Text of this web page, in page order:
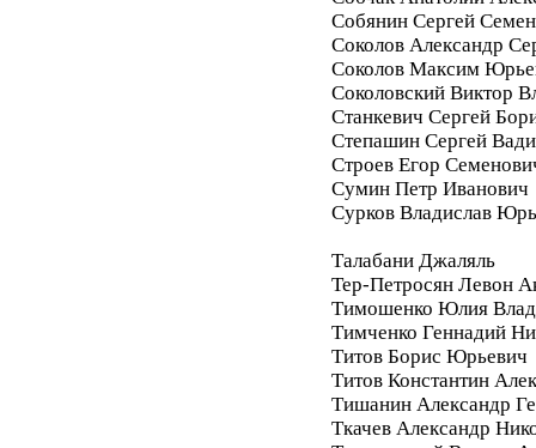
Собянин Сергей
Соколов Александр
Соколов Максим
Соколовский Виктор
Станкевич Сергей
Степашин Сергей
Строев Егор
Сумин Петр Иванович
Сурков Владислав
Талабани Джаляль
Тер-Петросян Левон
Тимошенко Юлия
Тимченко Геннадий
Титов Борис Юрьевич
Титов Константин
Тишанин Александр
Ткачев Александр